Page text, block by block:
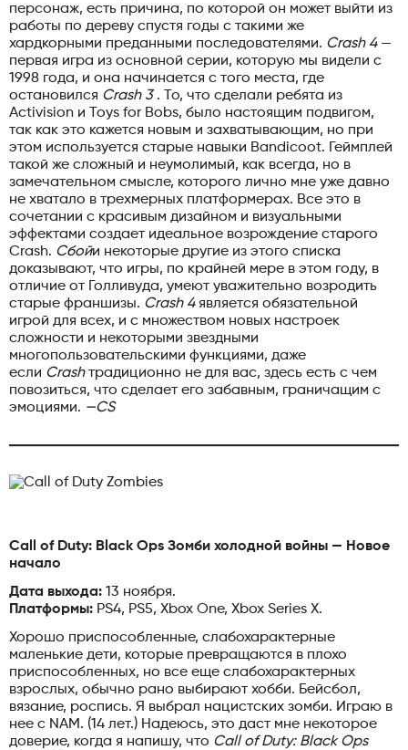
персонаж, есть причина, по которой он может выйти из
работы по дереву спустя годы с такими же
хардкорными преданными последователями. Crash 4—
первая игра из основной серии, которую мы видели с
1998 года, и она начинается с того места, где
остановился Crash 3. То, что сделали ребята из
Activision и Toys for Bobs, было настоящим подвигом,
так как это кажется новым и захватывающим, но при
этом используется старые навыки Bandicoot. Геймплей
такой же сложный и неумолимый, как всегда, но в
замечательном смысле, которого лично мне уже давно
не хватало в трехмерных платформерах. Все это в
сочетании с красивым дизайном и визуальными
эффектами создает идеальное возрождение старого
Crash. Сбойи некоторые другие из этого списка
доказывают, что игры, по крайней мере в этом году, в
отличие от Голливуда, умеют уважительно возродить
старые франшизы. Crash 4является обязательной
игрой для всех, и с множеством новых настроек
сложности и некоторыми звездными
многопользовательскими функциями, даже
если Crashтрадиционно не для вас, здесь есть с чем
повозиться, что сделает его забавным, граничащим с
эмоциями. —CS
Call of Duty: Black Ops Зомби холодной войны — Новое
начало
Дата выхода: 13 ноября.
Платформы: PS4, PS5, Xbox One, Xbox Series X.
Хорошо приспособленные, слабохарактерные
маленькие дети, которые превращаются в плохо
приспособленных, но все еще слабохарактерных
взрослых, обычно рано выбирают хобби. Бейсбол,
вязание, роспись. Я выбрал нацистских зомби. Играю в
нее с NAM. (14 лет.) Надеюсь, это даст мне некоторое
доверие, когда я напишу, что Call of Duty: Black Ops